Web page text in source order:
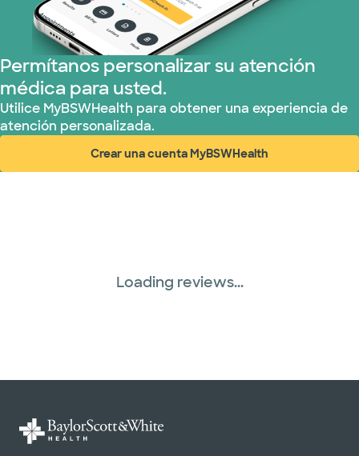
Permítanos personalizar su atención
médica para usted.
Utilice MyBSWHealth para obtener una experiencia de
atención personalizada.
Crear una cuenta MyBSWHealth
(abre en ventana nueva)
Loading reviews...